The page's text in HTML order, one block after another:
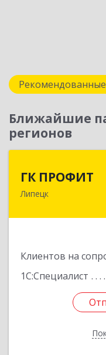
Ближайшие
регионов
ГК ПРОФИТ
Липецк
Клиентов на
1С:Специалист
398001,